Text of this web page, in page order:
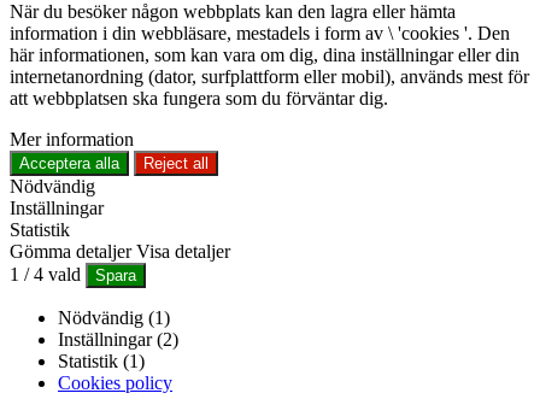
När du besöker någon webbplats kan den lagra eller hämta
information i din webbläsare, mestadels i form av \ 'cookies '. Den
här informationen, som kan vara om dig, dina inställningar eller din
internetanordning (dator, surfplattform eller mobil), används mest för
att webbplatsen ska fungera som du förväntar dig.
Mer information
Acceptera alla Reject all
Nödvändig
Inställningar
Statistik
Gömma detaljer Visa detaljer
1 /4 vald Spara
Nödvändig (1)
Inställningar (2)
Statistik (1)
Cookies policy